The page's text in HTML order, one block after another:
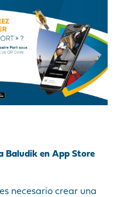
Baludik en App Store
necesario crear una